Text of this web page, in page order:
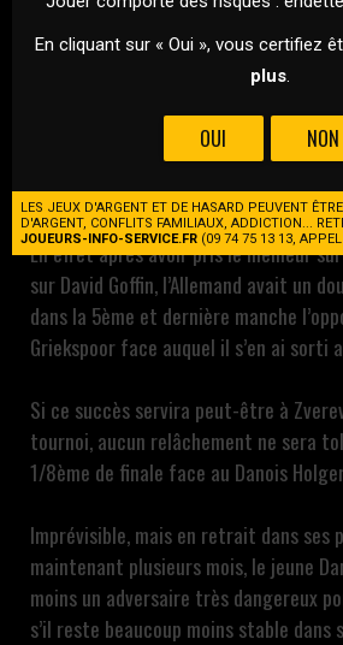
ALEXANDER ZVEREV ET HOLGER RUNE
PLACE EN 1/4 DE FINALE DE
Annoncé par beaucoup de spécialistes,
favoris de Roland Garros après son
Zverev est un miraculé dans cette
En effet après avoir pris le meilleur
sur David Goffin, l’Allemand avait un
dans la 5ème et dernière manche
Griekspoor face auquel il s’en ai sorti
Si ce succès servira peut-être à
tournoi, aucun relâchement ne sera
1/8ème de finale face au Danois
Imprévisible, mais en retrait dans ses
maintenant plusieurs mois, le jeune
moins un adversaire très dangereux
s’il reste beaucoup moins stable dans
En cliquant sur « Oui », vous certifiez
plus.
OUI NON
LES JEUX D'ARGENT ET DE HASARD PEUVENT
D'ARGENT, CONFLITS FAMILIAUX, ADDICTION...
JOUEURS-INFO-SERVICE.FR (09 74 75 13 13,